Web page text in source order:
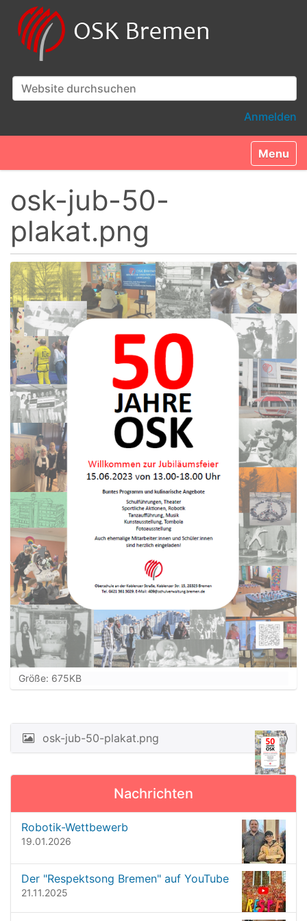
Website durchsuchen
Anmelden
Toggle
osk-jub-50-
plakat.png
Z
e
e
B
l
n
v
o
e
G
Größe: 675KB
N
v
g
a
i
o
n
osk-jub-50-plakat.png
Nachrichten
Robotik-Wettbewerb
19.01.2026
Der "Respektsong Bremen" auf YouTube
21.11.2025